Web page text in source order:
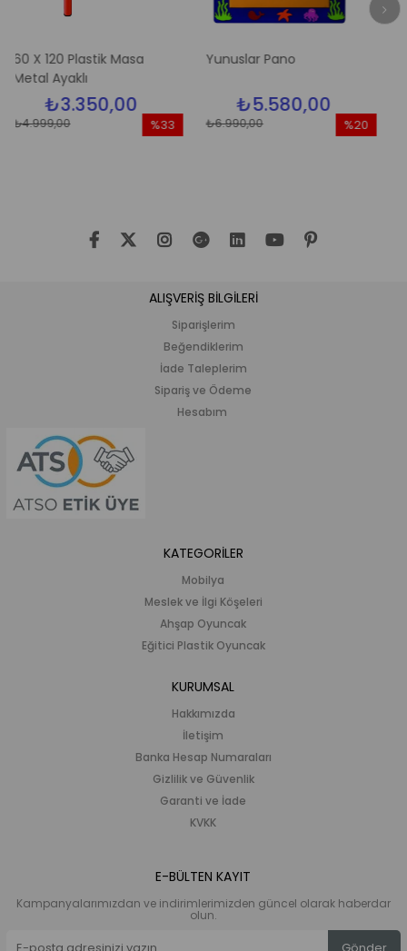
120 Plastik Masa
Ayaklı
₺3.350,00
Yunuslar Pano
₺5.580,00
₺6.990,00
ALIŞVERİŞ BİLGİLERİ
Siparişlerim
Beğendiklerim
İade Taleplerim
Sipariş ve Ödeme
Hesabım
KATEGORİLER
Mobilya
Meslek ve İlgi Köşeleri
Ahşap Oyuncak
Eğitici Plastik Oyuncak
KURUMSAL
Hakkımızda
İletişim
Banka Hesap Numaraları
Gizlilik ve Güvenlik
Garanti ve İade
KVKK
E-BÜLTEN KAYIT
Kampanyalarımızdan ve indirimlerimizden güncel olarak haberdar
olun.